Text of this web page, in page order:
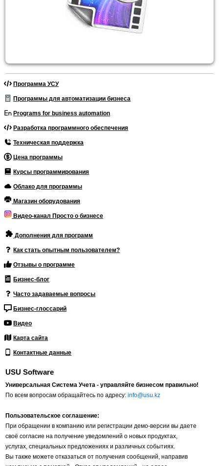
Программа УСУ
Программы для автоматизации бизнеса
Programs for business automation
Разработка программного обеспечения
Техническая поддержка
Цена программы
Курсы программирования
Облако для программы
Магазин оборудования
Видео-канал Просто о бизнесе
Дополнения для программ
Как стать опытным пользователем?
Отзывы о программе
Бизнес-блог
Часто задаваемые вопросы
Бизнес-глоссарий
Видео
Карта сайта
Контактные данные
USU Software
Универсальная Система Учета - управляйте бизнесом правильно!
По всем вопросам обращайтесь по адресу:info@usu.kz
Пользовательское соглашение:
При обращении в компанию или регистрации демо-версии вы даете
своё согласие на получение уведомлений о новых продуктах,
услугах, специальных предложениях и различных событиях.
Вы также можете отказаться от получения сообщений, направив